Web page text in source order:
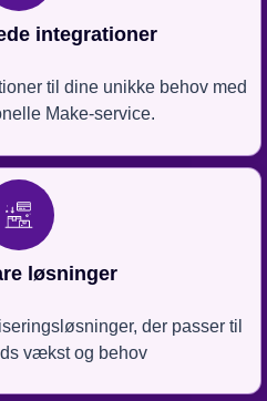
integrationer
til dine unikke behov med
Make-service.
løsninger
der passer til
vækst og behov